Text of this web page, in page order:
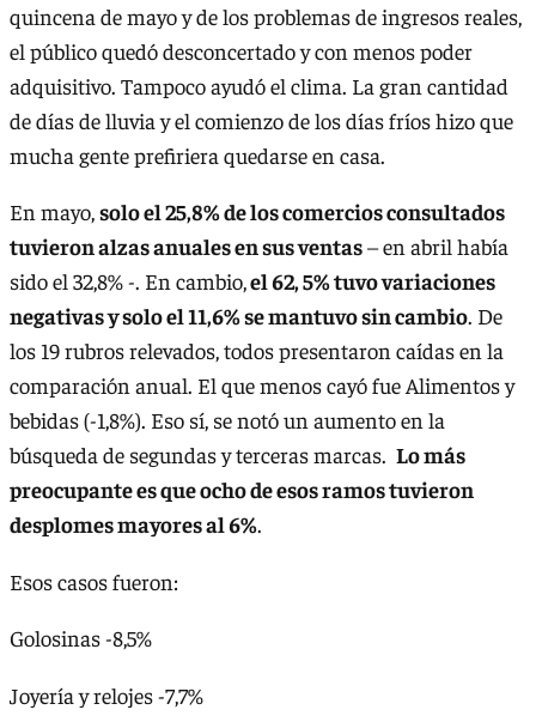
quincena de mayo y de los problemas de ingresos reales,
el público quedó desconcertado y con menos poder
adquisitivo. Tampoco ayudó el clima. La gran cantidad
de días de lluvia y el comienzo de los días fríos hizo que
mucha gente prefiriera quedarse en casa.
En mayo,solo el 25,8% de los comercios consultados
tuvieron alzas anuales en sus ventas– en abril había
sido el 32,8% -. En cambio,el 62, 5% tuvo variaciones
negativas y solo el 11,6% se mantuvo sin cambio. De
los 19 rubros relevados, todos presentaron caídas en la
comparación anual. El que menos cayó fue Alimentos y
bebidas (-1,8%). Eso sí, se notó un aumento en la
búsqueda de segundas y terceras marcas. Lo más
preocupante es que ocho de esos ramos tuvieron
desplomes mayores al 6%.
Esos casos fueron:
Golosinas -8,5%
Joyería y relojes -7,7%